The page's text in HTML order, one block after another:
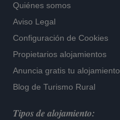
Quiénes somos
Aviso Legal
Configuración de Cookies
Propietarios alojamientos
Anuncia gratis tu alojamiento
Blog de Turismo Rural
Tipos de alojamiento: